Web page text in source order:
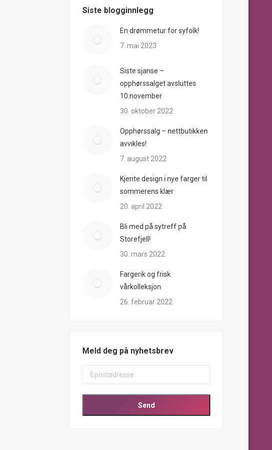
Siste blogginnlegg
En drømmetur for syfolk!
7. mai 2023
Siste sjanse –
opphørssalget avsluttes
10.november
30. oktober 2022
Opphørssalg – nettbutikken
avvikles!
7. august 2022
Kjente design i nye farger til
sommerens klær
20. april 2022
Bli med på sytreff på
Storefjell!
30. mars 2022
Fargerik og frisk
vårkolleksjon
26. februar 2022
Meld deg på nyhetsbrev